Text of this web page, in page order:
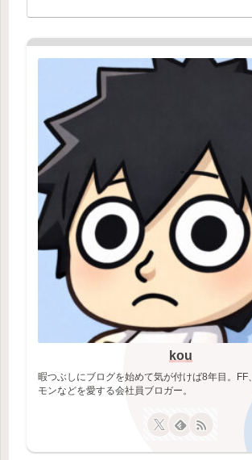
kou
暇つぶしにブログを始めて気が付けば8年目。FF
モンなどを愛する会社員ブロガー。